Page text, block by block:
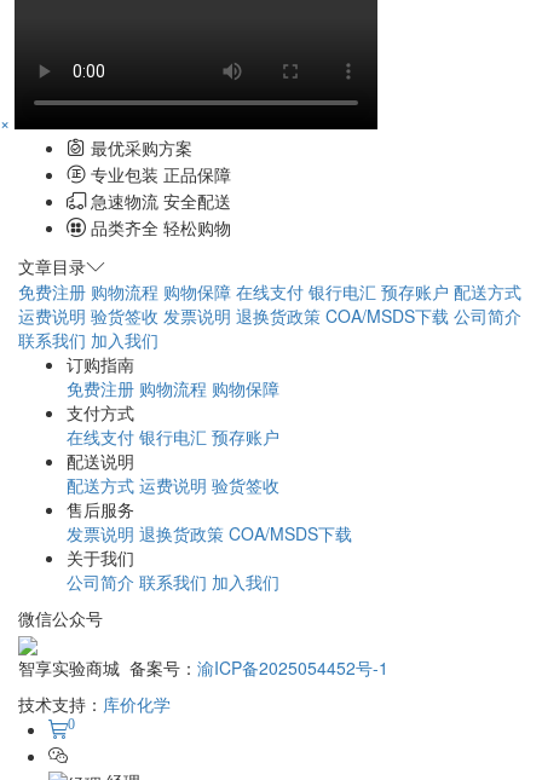
×
最优采购方案
专业包装 正品保障
急速物流 安全配送
品类齐全 轻松购物
文章目录
免费注册 购物流程 购物保障 在线支付 银行电汇 预存账户 配送方式
运费说明 验货签收 发票说明 退换货政策 COA/MSDS下载 公司简介
联系我们 加入我们
订购指南
免费注册 购物流程 购物保障
支付方式
在线支付 银行电汇 预存账户
配送说明
配送方式 运费说明 验货签收
售后服务
发票说明 退换货政策 COA/MSDS下载
关于我们
公司简介 联系我们 加入我们
微信公众号
智享实验商城 备案号： 渝ICP备2025054452号-1
技术支持： 库价化学
0